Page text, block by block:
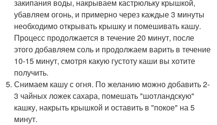
закипания воды, накрываем кастрюльку крышкой,
убавляем огонь, и примерно через каждые 3 минуты
необходимо открывать крышку и помешивать кашу.
Процесс продолжается в течение 20 минут, после
этого добавляем соль и продолжаем варить в течение
10-15 минут, смотря какую густоту каши вы хотите
получить.
Снимаем кашу с огня. По желанию можно добавить 2-
3 чайных ложек сахара, помешать "шотландскую"
кашку, накрыть крышкой и оставить в "покое" на 5
минут.